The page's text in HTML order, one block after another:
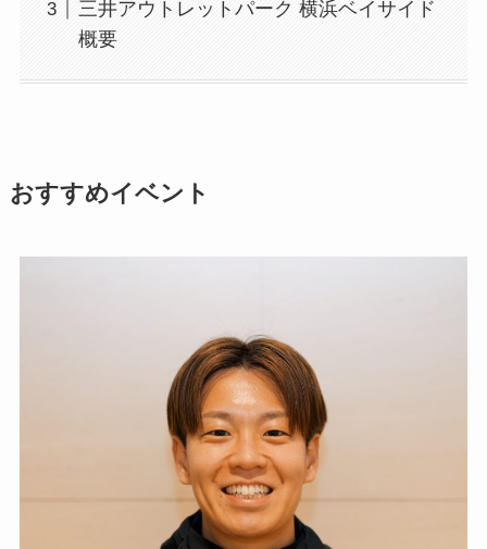
三井アウトレットパーク 横浜ベイサイド
概要
おすすめイベント